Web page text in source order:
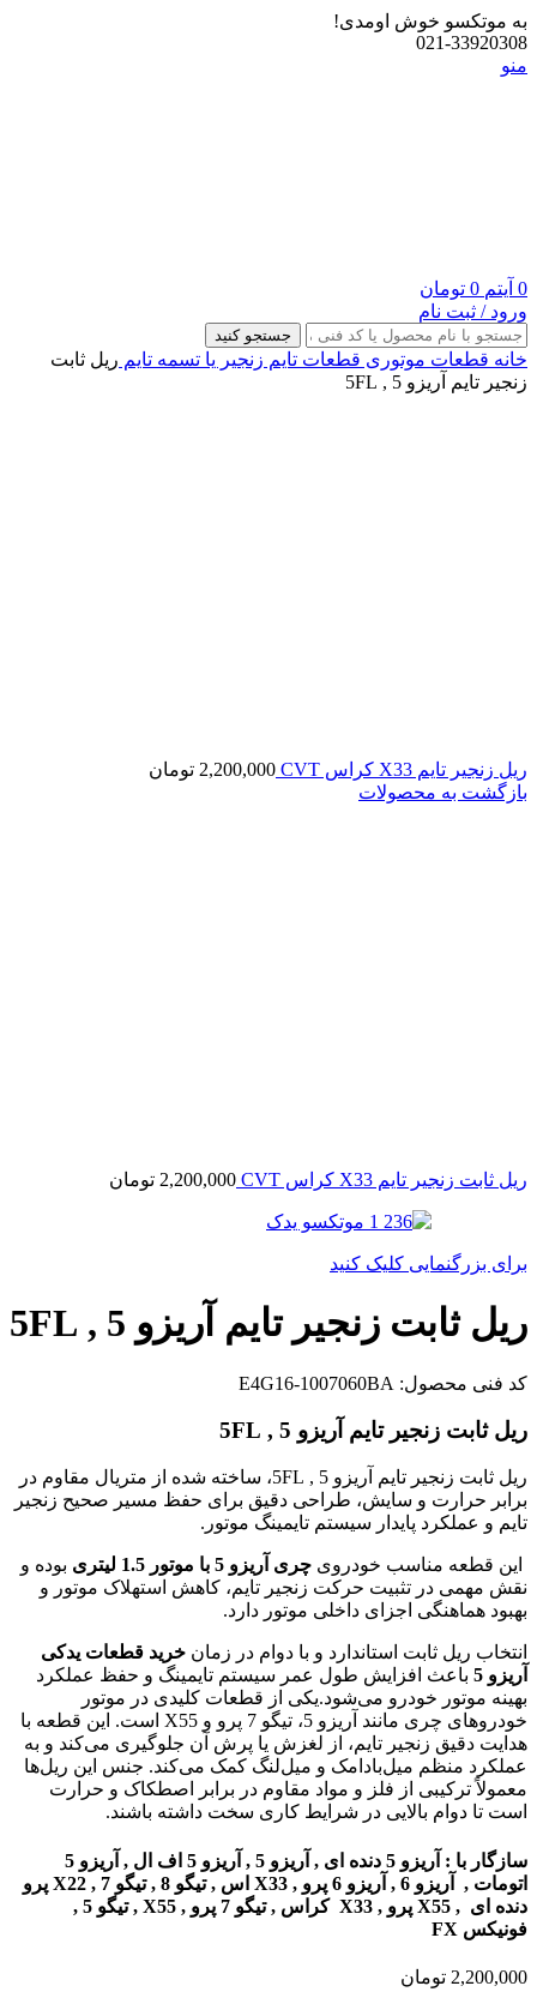
به موتکسو خوش اومدی!
021-33920308
منو
0 آیتم 0 تومان
ورود / ثبت نام
جستجو کنید
خانه قطعات موتوری قطعات تایم زنجیر یا تسمه تایم ریل ثابت
زنجیر تایم آریزو 5 , 5FL
ریل زنجیر تایم X33 کراس CVT 2,200,000 تومان
بازگشت به محصولات
ریل ثابت زنجیر تایم X33 کراس CVT 2,200,000 تومان
برای بزرگنمایی کلیک کنید
ریل ثابت زنجیر تایم آریزو 5 , 5FL
کد فنی محصول: E4G16-1007060BA
ریل ثابت زنجیر تایم آریزو 5 , 5FL
ریل ثابت زنجیر تایم آریزو 5 , 5FL، ساخته شده از متریال مقاوم در
برابر حرارت و سایش، طراحی دقیق برای حفظ مسیر صحیح زنجیر
تایم و عملکرد پایدار سیستم تایمینگ موتور.
این قطعه مناسب خودروی چری آریزو 5 با موتور 1.5 لیتری
بوده و
نقش مهمی در تثبیت حرکت زنجیر تایم، کاهش استهلاک موتور و
بهبود هماهنگی اجزای داخلی موتور دارد.
انتخاب ریل ثابت استاندارد و با دوام در زمان خرید قطعات یدکی
آریزو 5
باعث افزایش طول عمر سیستم تایمینگ و حفظ عملکرد
بهینه موتور خودرو می‌شود.یکی از قطعات کلیدی در موتور
خودروهای چری مانند آریزو 5، تیگو 7 پرو و X55 است. این قطعه با
هدایت دقیق زنجیر تایم، از لغزش یا پرش آن جلوگیری می‌کند و به
عملکرد منظم میل‌بادامک و میل‌لنگ کمک می‌کند. جنس این ریل‌ها
معمولاً ترکیبی از فلز و مواد مقاوم در برابر اصطکاک و حرارت
است تا دوام بالایی در شرایط کاری سخت داشته باشند.
سازگار با : آریزو 5 دنده ای , آریزو 5 , آریزو 5 اف ال , آریزو 5
اتومات , آریزو 6 , آریزو 6 پرو , X33 اس , تیگو 8 , تیگو 7 , X22 پرو
دنده ای , X55 پرو , X33 کراس , تیگو 7 پرو , X55 , تیگو 5 ,
فونیکس FX
2,200,000 تومان